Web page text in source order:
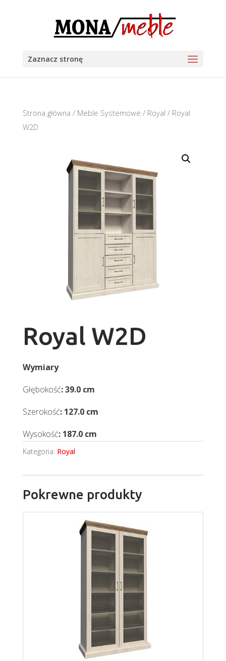
Zaznacz stronę
Strona główna / Meble Systemowe / Royal / Royal
W2D
Royal W2D
Wymiary
Głębokość: 39.0 cm
Szerokość: 127.0 cm
Wysokość: 187.0 cm
Kategoria: Royal
Pokrewne produkty